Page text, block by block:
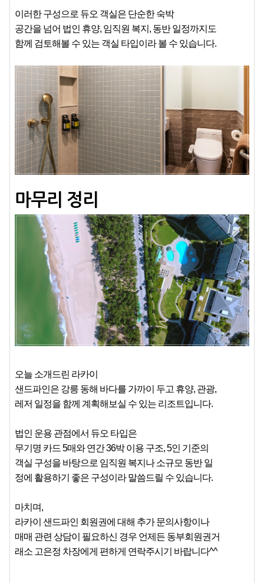
이러한 구성으로 듀오 객실은 단순한 숙박
공간을 넘어 법인 휴양, 임직원 복지, 동반 일정까지도
함께 검토해볼 수 있는 객실 타입이라 볼 수 있습니다.
마무리 정리
오늘 소개드린 라카이
샌드파인은 강릉 동해 바다를 가까이 두고 휴양, 관광,
레저 일정을 함께 계획해보실 수 있는 리조트입니다.
법인 운용 관점에서 듀오 타입은
무기명 카드 5매와 연간 36박 이용 구조, 5인 기준의
객실 구성을 바탕으로 임직원 복지나 소규모 동반 일
정에 활용하기 좋은 구성이라 말씀드릴 수 있습니다.
마치며,
라카이 샌드파인 회원권에 대해 추가 문의사항이나
매매 관련 상담이 필요하신 경우 언제든 동부회원권거
래소 고은정 차장에게 편하게 연락주시기 바랍니다^^